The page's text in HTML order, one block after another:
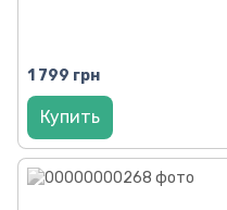
1 799 грн
Купить